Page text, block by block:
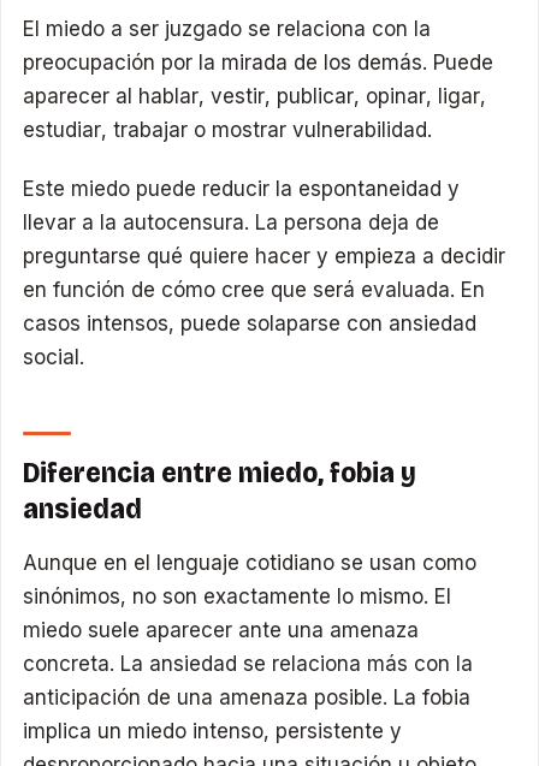
El miedo a ser juzgado se relaciona con la
preocupación por la mirada de los demás. Puede
aparecer al hablar, vestir, publicar, opinar, ligar,
estudiar, trabajar o mostrar vulnerabilidad.
Este miedo puede reducir la espontaneidad y
llevar a la autocensura. La persona deja de
preguntarse qué quiere hacer y empieza a decidir
en función de cómo cree que será evaluada. En
casos intensos, puede solaparse con ansiedad
social.
Diferencia entre miedo, fobia y
ansiedad
Aunque en el lenguaje cotidiano se usan como
sinónimos, no son exactamente lo mismo. El
miedo suele aparecer ante una amenaza
concreta. La ansiedad se relaciona más con la
anticipación de una amenaza posible. La fobia
implica un miedo intenso, persistente y